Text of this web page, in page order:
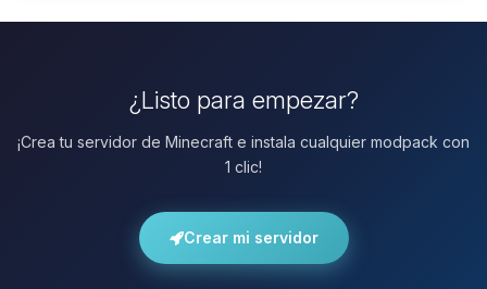
¿Listo para empezar?
¡Crea tu servidor de Minecraft e instala cualquier modpack con
1 clic!
Crear mi servidor